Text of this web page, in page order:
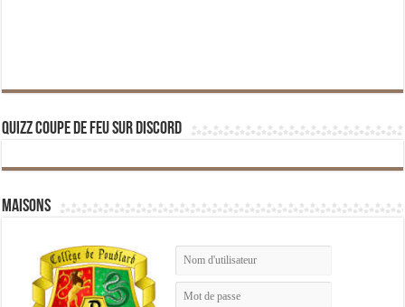
Quizz Coupe de Feu sur Discord
Maisons